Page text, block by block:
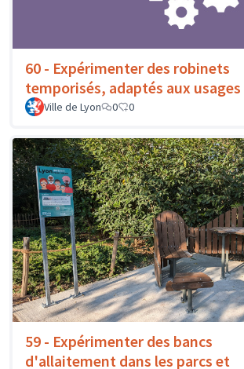
60 - Expérimenter des robinets
temporisés, adaptés aux usages
Ville de Lyon 0 0
59 - Expérimenter des bancs
d'allaitement dans les parcs et